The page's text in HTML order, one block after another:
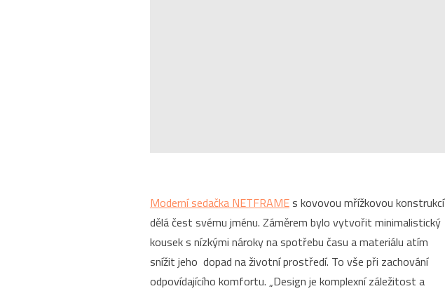
Moderní sedačka NETFRAMEs kovovou mřížkovou konstrukcí
dělá čest svému jménu. Záměrem bylo vytvořit minimalistický
kousek s nízkými nároky na spotřebu času a materiálu atím
snížit jeho dopad na životní prostředí. To vše při zachování
odpovídajícího komfortu. „Design je komplexní záležitost a